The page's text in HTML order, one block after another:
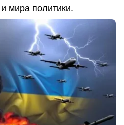
мира политики.